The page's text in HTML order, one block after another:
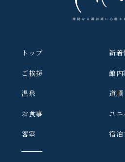
トップ
ご挨拶
温泉
お食事
客室
新着
館内
道順
ユ
宿泊